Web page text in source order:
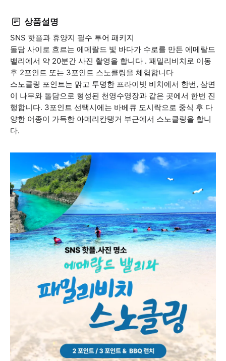
상품설명
SNS 핫플과 휴양지 필수 투어 패키지
돌담 사이로 흐르는 에메랄드 빛 바다가 수로를 만든 에메랄드
밸리에서 약 20분간 사진 촬영을 합니다 . 패밀리비치로 이동
후 2포인트 또는 3포인트 스노클링을 체험합니다
스노클링 포인트는 맑고 투명한 프라이빗 비치에서 한번, 삼면
이 나무와 돌담으로 형성된 천영수영장과 같은 곳에서 한번 진
행합니다. 3포인트 선택시에는 바베큐 도시락으로 중식 후 다
양한 어종이 가득한 아메리칸탱거 부근에서 스노클링을 합니
다.